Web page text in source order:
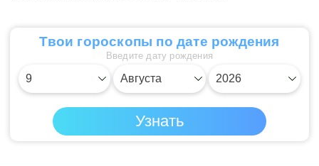
Твои гороскопы по дате рождения
Введите дату рождения